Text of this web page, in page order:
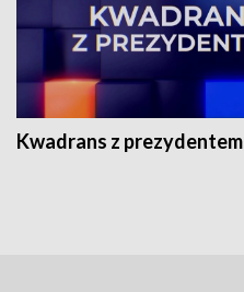
Kwadrans z prezydentem